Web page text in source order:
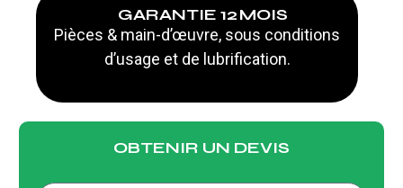
GARANTIE 12 MOIS
Pièces & main-d’œuvre, sous conditions
d’usage et de lubrification.
OBTENIR UN DEVIS